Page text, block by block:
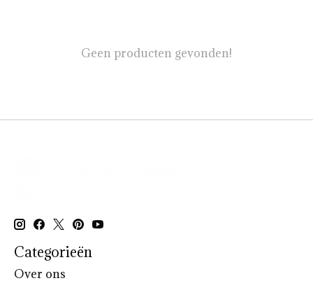
Geen producten gevonden!
Categorieën
Over ons